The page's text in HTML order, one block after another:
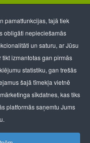
LV-1021
pamatfunkcijas, tajā tiek
obligāti nepieciešamās
un saturu, ar Jūsu
izmantotas gan pirmās
statistiku, gan trešās
šajā tīmekļa vietnē
sīkdatnes, kas tiks
platformās saņemtu Jums